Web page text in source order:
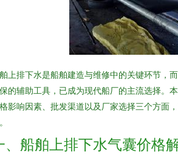
上排下水是船舶建造与维修中的关键环节，
的辅助工具，已成为现代船厂的主流选择。
影响因素、批发渠道以及厂家选择三个方面
、船舶上排下水气囊价格